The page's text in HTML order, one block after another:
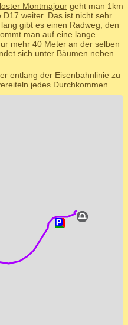
Montmajour geht man 1km
weiter. Das ist nicht sehr
gibt es einen Radweg, den
man auf eine lange
mehr 40 Meter an der selben
sich unter Bäumen neben
entlang der Eisenbahnlinie zu
jedes Durchkommen.